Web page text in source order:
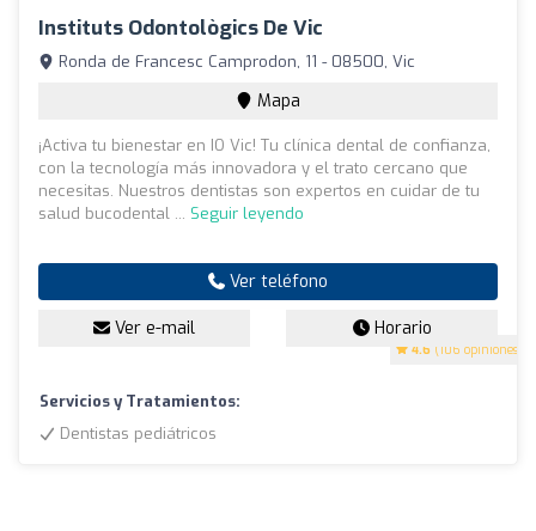
Instituts Odontològics De Vic
4.6 (106 opiniones)
Ronda de Francesc Camprodon, 11 - 08500, Vic
Mapa
¡Activa tu bienestar en IO Vic! Tu clínica dental de confianza,
con la tecnología más innovadora y el trato cercano que
necesitas. Nuestros dentistas son expertos en cuidar de tu
salud bucodental ... Seguir leyendo
Ver teléfono
Ver e-mail Horario
Servicios y Tratamientos:
Dentistas pediátricos